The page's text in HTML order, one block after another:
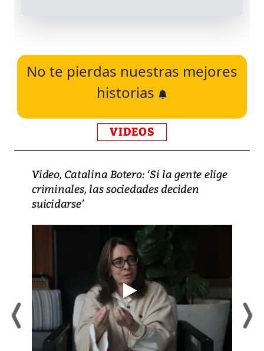
No te pierdas nuestras mejores
historias
VIDEOS
Video, Catalina Botero: ‘Si la gente elige
criminales, las sociedades deciden
suicidarse’